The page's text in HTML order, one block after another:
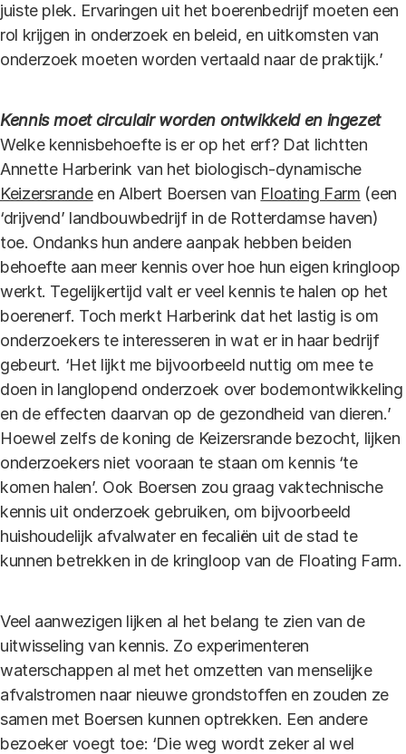
juiste plek. Ervaringen uit het boerenbedrijf moeten een
rol krijgen in onderzoek en beleid, en uitkomsten van
onderzoek moeten worden vertaald naar de praktijk.’
Kennis moet circulair worden ontwikkeld en ingezet
Welke kennisbehoefte is er op het erf? Dat lichtten
Annette Harberink van het biologisch-dynamische
Keizersrandeen Albert Boersen van Floating Farm (een
‘drijvend’ landbouwbedrijf in de Rotterdamse haven)
toe. Ondanks hun andere aanpak hebben beiden
behoefte aan meer kennis over hoe hun eigen kringloop
werkt. Tegelijkertijd valt er veel kennis te halen op het
boerenerf. Toch merkt Harberink dat het lastig is om
onderzoekers te interesseren in wat er in haar bedrijf
gebeurt. ‘Het lijkt me bijvoorbeeld nuttig om mee te
doen in langlopend onderzoek over bodemontwikkeling
en de effecten daarvan op de gezondheid van dieren.’
Hoewel zelfs de koning de Keizersrande bezocht, lijken
onderzoekers niet vooraan te staan om kennis ‘te
komen halen’. Ook Boersen zou graag vaktechnische
kennis uit onderzoek gebruiken, om bijvoorbeeld
huishoudelijk afvalwater en fecaliën uit de stad te
kunnen betrekken in de kringloop van de Floating Farm.
Veel aanwezigen lijken al het belang te zien van de
uitwisseling van kennis. Zo experimenteren
waterschappen al met het omzetten van menselijke
afvalstromen naar nieuwe grondstoffen en zouden ze
samen met Boersen kunnen optrekken. Een andere
bezoeker voegt toe: ‘Die weg wordt zeker al wel